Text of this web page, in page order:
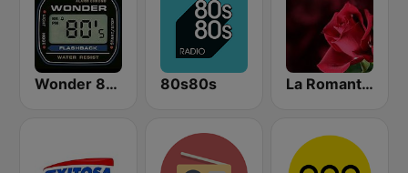
Wonder 80's 80s80s La Romantica FM